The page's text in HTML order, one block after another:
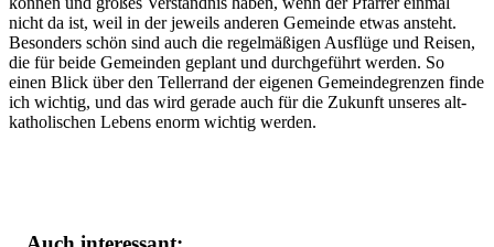
nicht da ist, weil in der jeweils anderen Gemeinde etwas ansteht.
Besonders schön sind auch die regelmäßigen Ausflüge und Reisen,
die für beide Gemeinden geplant und durchgeführt werden. So
einen Blick über den Tellerrand der eigenen Gemeindegrenzen finde
ich wichtig, und das wird gerade auch für die Zukunft unseres alt-
katholischen Lebens enorm wichtig werden.